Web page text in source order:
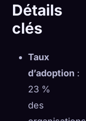
Détails
clés
Taux
d’adoption :
23 %
des